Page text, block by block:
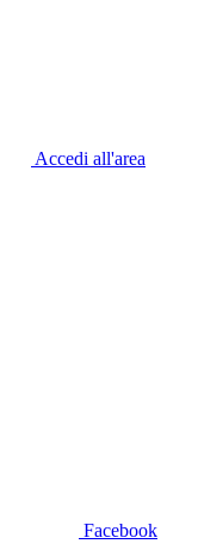
Accedi all'area
Facebook